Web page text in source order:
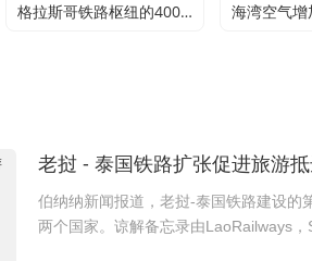
格拉斯哥铁路枢纽的400万英镑复活节升级
老挝 - 泰国铁路扩张促进旅游
伯纳纳新闻报道，老挝-泰国铁路建设的
两个国家。谅解备忘录由LaoRailways